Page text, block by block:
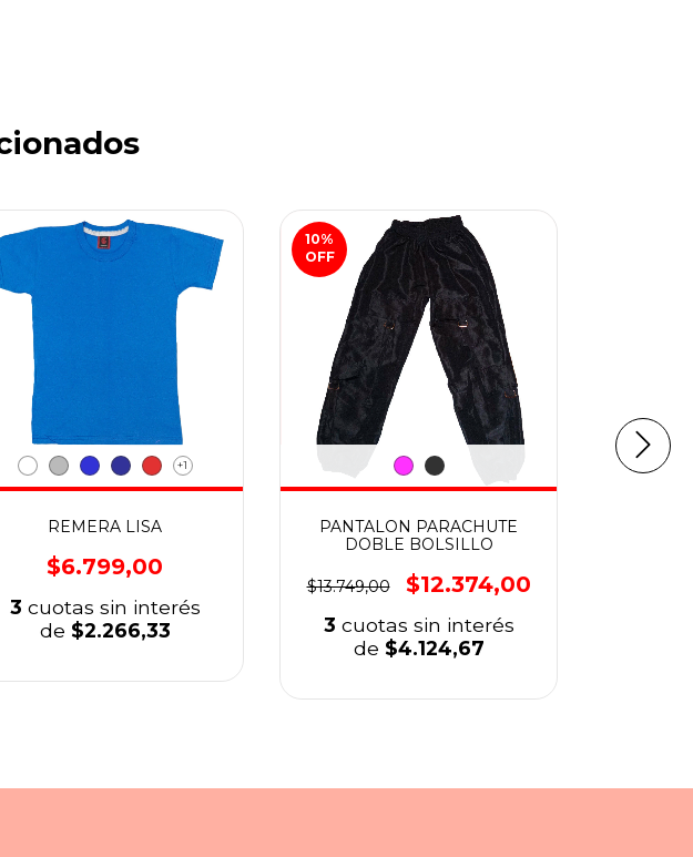
+1
REMERA LISA
$6.799,00
3 cuotas sin interés
de $2.266,33
10%
OFF
PANTALON PARACHUTE
DOBLE BOLSILLO
$13.749,00 $12.374,00
3 cuotas sin interés
de $4.124,67